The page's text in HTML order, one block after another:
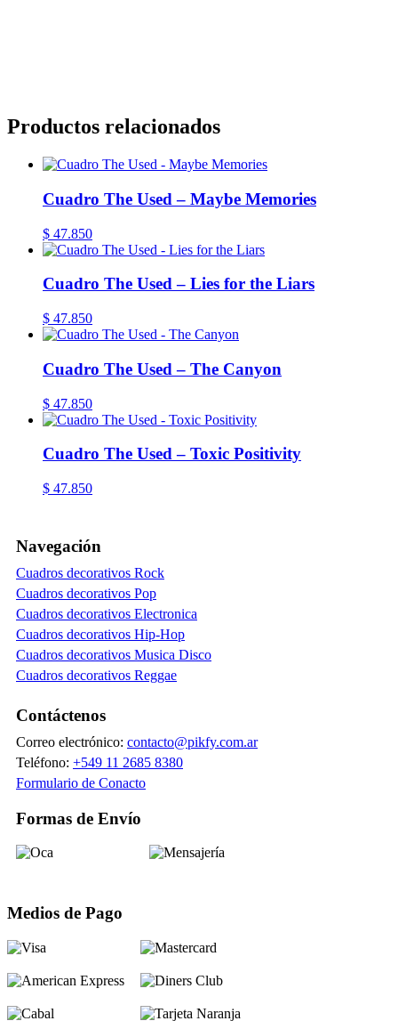
Productos relacionados
Cuadro The Used – Maybe Memories
$ 47.850
Cuadro The Used – Lies for the Liars
$ 47.850
Cuadro The Used – The Canyon
$ 47.850
Cuadro The Used – Toxic Positivity
$ 47.850
Navegación
Cuadros decorativos Rock
Cuadros decorativos Pop
Cuadros decorativos Electronica
Cuadros decorativos Hip-Hop
Cuadros decorativos Musica Disco
Cuadros decorativos Reggae
Contáctenos
Correo electrónico: contacto@pikfy.com.ar
Teléfono: +549 11 2685 8380
Formulario de Conacto
Formas de Envío
Medios de Pago